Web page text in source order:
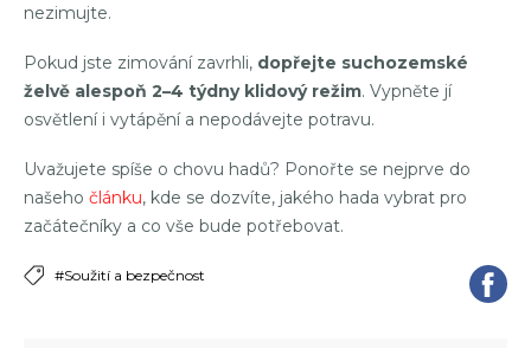
nezimujte.
Pokud jste zimování zavrhli, dopřejte suchozemské
želvě alespoň 2–4 týdny klidový režim. Vypněte jí
osvětlení i vytápění a nepodávejte potravu.
Uvažujete spíše o chovu hadů? Ponořte se nejprve do
našeho článku, kde se dozvíte, jakého hada vybrat pro
začátečníky a co vše bude potřebovat.
#Soužití a bezpečnost